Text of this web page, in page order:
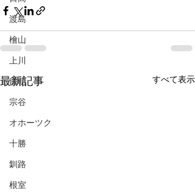
渡島
檜山
上川
留萌
宗谷
オホーツク
十勝
釧路
根室
最新記事 すべて表示